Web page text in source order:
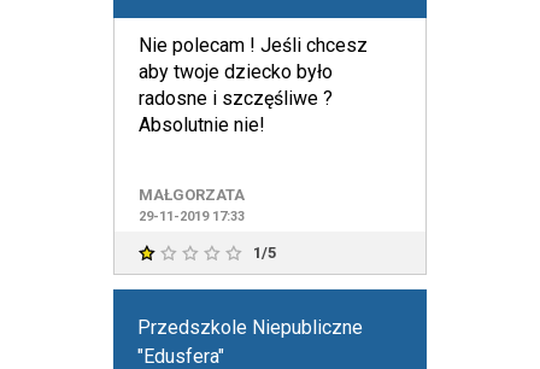
Nie polecam ! Jeśli chcesz
aby twoje dziecko było
radosne i szczęśliwe ?
Absolutnie nie!
MAŁGORZATA
29-11-2019 17:33
1/5
Przedszkole Niepubliczne
"Edusfera"